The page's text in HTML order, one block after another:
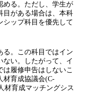
める。ただし、学生が
目がある場合は、本科
シップ科目を優先して
る。この科目ではイン
ない。したがって、イ
は履修申告はしないこ
材育成協議会(C-
材育成マッチングシス